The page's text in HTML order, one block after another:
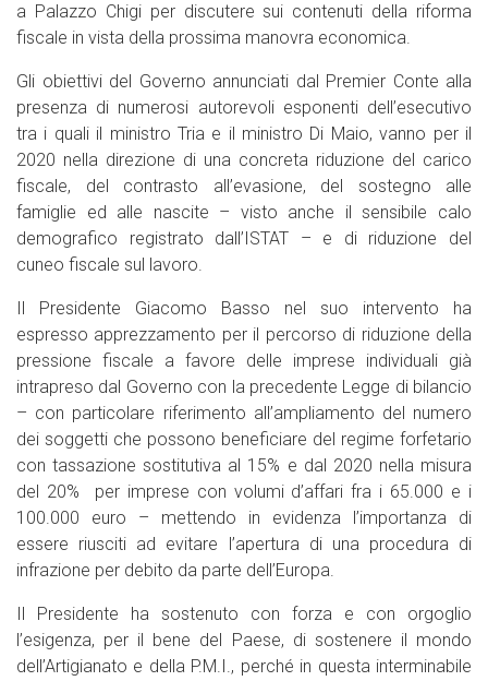
a Palazzo Chigi per discutere sui contenuti della riforma
fiscale in vista della prossima manovra economica.
Gli obiettivi del Governo annunciati dal Premier Conte alla
presenza di numerosi autorevoli esponenti dell’esecutivo
tra i quali il ministro Tria e il ministro Di Maio, vanno per il
2020 nella direzione di una concreta riduzione del carico
fiscale, del contrasto all’evasione, del sostegno alle
famiglie ed alle nascite – visto anche il sensibile calo
demografico registrato dall’ISTAT – e di riduzione del
cuneo fiscale sul lavoro.
Il Presidente Giacomo Basso nel suo intervento ha
espresso apprezzamento per il percorso di riduzione della
pressione fiscale a favore delle imprese individuali già
intrapreso dal Governo con la precedente Legge di bilancio
– con particolare riferimento all’ampliamento del numero
dei soggetti che possono beneficiare del regime forfetario
con tassazione sostitutiva al 15% e dal 2020 nella misura
del 20% per imprese con volumi d’affari fra i 65.000 e i
100.000 euro – mettendo in evidenza l’importanza di
essere riusciti ad evitare l’apertura di una procedura di
infrazione per debito da parte dell’Europa.
Il Presidente ha sostenuto con forza e con orgoglio
l’esigenza, per il bene del Paese, di sostenere il mondo
dell’Artigianato e della P.M.I., perché in questa interminabile